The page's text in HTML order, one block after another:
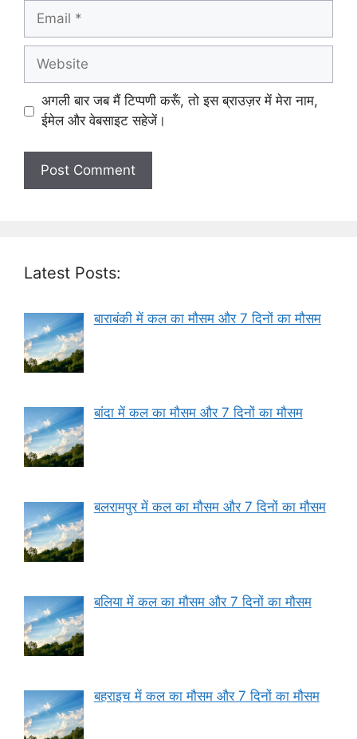
Email
Website
अगली बार जब मैं टिप्पणी करूँ, तो इस ब्राउज़र में मेरा नाम,
ईमेल और वेबसाइट सहेजें।
Latest Posts:
बाराबंकी में कल का मौसम और 7 दिनों का मौसम
बांदा में कल का मौसम और 7 दिनों का मौसम
बलरामपुर में कल का मौसम और 7 दिनों का मौसम
बलिया में कल का मौसम और 7 दिनों का मौसम
बहराइच में कल का मौसम और 7 दिनों का मौसम